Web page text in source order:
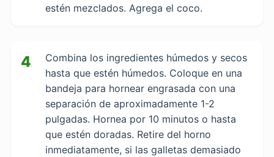
estén mezclados. Agrega el coco.
4
Combina los ingredientes húmedos y secos
hasta que estén húmedos. Coloque en una
bandeja para hornear engrasada con una
separación de aproximadamente 1-2
pulgadas. Hornea por 10 minutos o hasta
que estén doradas. Retire del horno
inmediatamente, si las galletas demasiado